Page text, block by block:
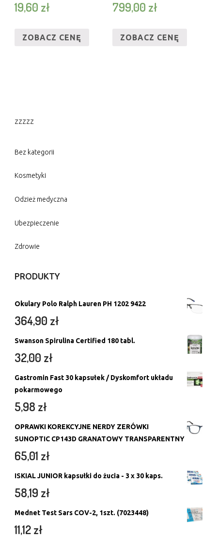
19,60 zł
ZOBACZ CENĘ
799,00 zł
ZOBACZ CENĘ
zzzzz
Bez kategorii
Kosmetyki
Odzież medyczna
Ubezpieczenie
Zdrowie
PRODUKTY
Okulary Polo Ralph Lauren PH 1202 9422
364,90 zł
Swanson Spirulina Certified 180 tabl.
32,00 zł
Gastromin Fast 30 kapsułek / Dyskomfort układu
pokarmowego
5,98 zł
OPRAWKI KOREKCYJNE NERDY ZERÓWKI
SUNOPTIC CP143D GRANATOWY TRANSPARENTNY
65,01 zł
ISKIAL JUNIOR kapsułki do żucia - 3 x 30 kaps.
58,19 zł
Mednet Test Sars COV-2, 1szt. (7023448)
11,12zł